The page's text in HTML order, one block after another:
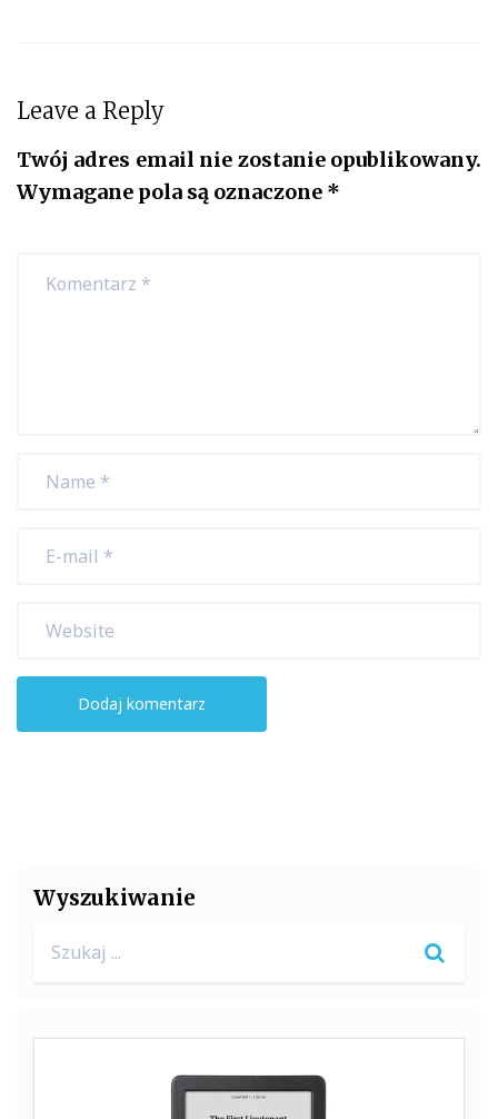
Leave a Reply
Twój adres email nie zostanie opublikowany.
Wymagane pola są oznaczone *
Wyszukiwanie
for: